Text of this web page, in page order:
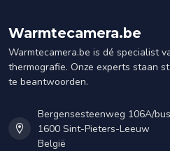
Warmtecamera.be
Warmtecamera.be is dé specialist
thermografie. Onze experts staan
te beantwoorden.
Bergensesteenweg 106A/
1600 Sint-Pieters-Leeuw
België